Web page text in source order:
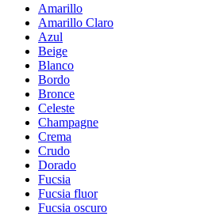
Amarillo
Amarillo Claro
Azul
Beige
Blanco
Bordo
Bronce
Celeste
Champagne
Crema
Crudo
Dorado
Fucsia
Fucsia fluor
Fucsia oscuro